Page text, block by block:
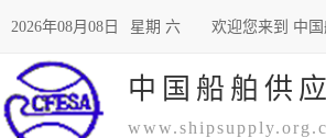
2026年08月08日 星期 六 欢迎您来到 中国
中国船舶供